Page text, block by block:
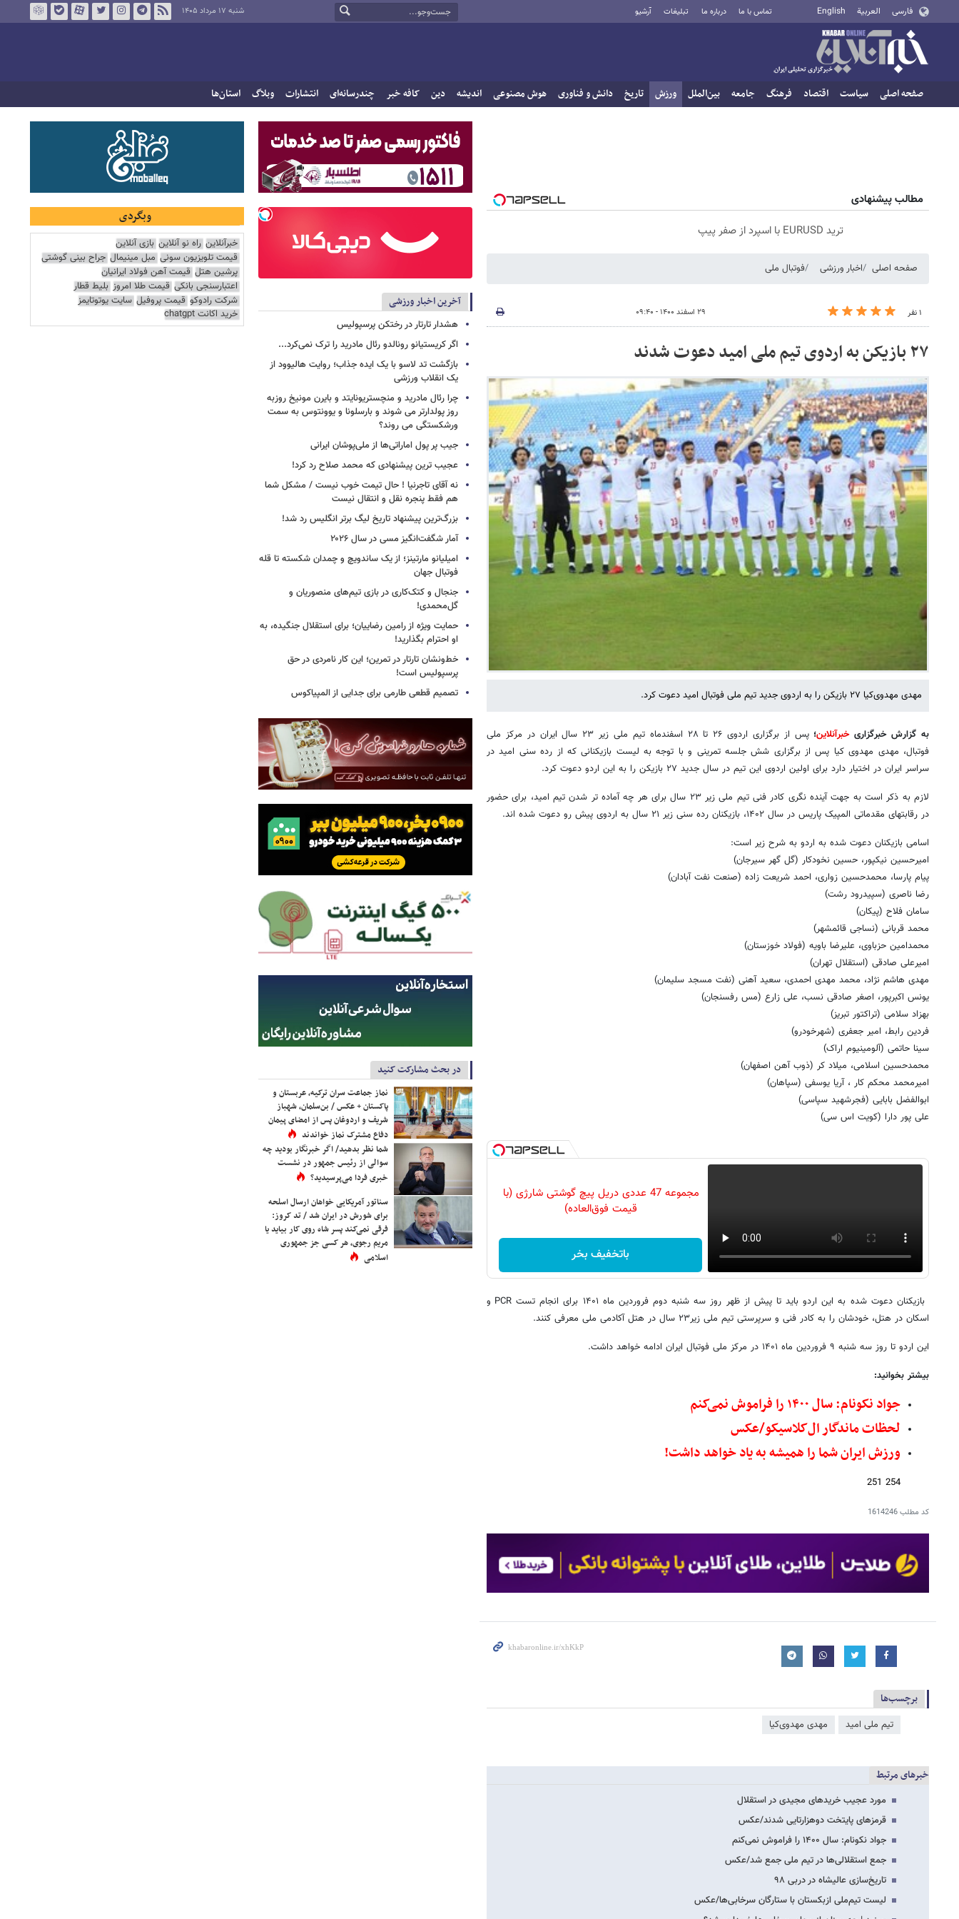
فارسی العربية English تماس با ما درباره ما تبلیغات آرشیو شنبه ۱۷ مرداد ۱۴۰۵
صفحه اصلی سیاست اقتصاد فرهنگ جامعه بین‌الملل ورزش تاریخ دانش و فناوری هوش مصنوعی اندیشه دین کافه خبر چندرسانه‌ای انتشارات وبلاگ استان‌ها
مطالب پیشنهادی
ترید EURUSD با اسپرد از صفر پیپ
صفحه اصلی اخبار ورزشی فوتبال ملی
۱ نفر ۲۹ اسفند ۱۴۰۰ - ۰۹:۴۰
۲۷ بازیکن به اردوی تیم ملی امید دعوت شدند
مهدی مهدوی‌کیا ۲۷ بازیکن را به اردوی جدید تیم ملی فوتبال امید دعوت کرد.
به گزارش خبرگزاریخبرآنلاین؛
پس از برگزاری اردوی ۲۶ تا ۲۸ اسفندماه تیم ملی زیر ۲۳ سال ایران در مرکز ملی
فوتبال، مهدی مهدوی کیا پس از برگزاری شش جلسه تمرینی و با توجه به لیست بازیکنانی که از رده سنی امید در
سراسر ایران در اختیار دارد برای اولین اردوی این تیم در سال جدید ۲۷ بازیکن را به این اردو دعوت کرد.
لازم به ذکر است به جهت آینده نگری کادر فنی تیم ملی زیر ۲۳ سال برای هر چه آماده تر شدن تیم امید، برای حضور
در رقابتهای مقدماتی المپیک پاریس در سال ۱۴۰۲، بازیکنان رده سنی زیر ۲۱ سال به اردوی پیش رو دعوت شده اند.
اسامی بازیکنان دعوت شده به اردو به شرح زیر است:
امیرحسین نیکپور، حسین نخودکار (گل گهر سیرجان)
پیام پارسا، محمدحسین زواری، احمد شریعت زاده (صنعت نفت آبادان)
رضا ناصری (سپیدرود رشت)
سامان فلاح (پیکان)
محمد قربانی (نساجی قائمشهر)
محمدامین حزباوی، علیرضا باویه (فولاد خوزستان)
امیرعلی صادقی (استقلال تهران)
مهدی هاشم نژاد، محمد مهدی احمدی، سعید آهنی (نفت مسجد سلیمان)
یونس اکبرپور، اصغر صادقی نسب، علی زارع (مس رفسنجان)
بهزاد سلامی (تراکتور تبریز)
فردین رابط، امیر جعفری (شهرخودرو)
سینا حاتمی (آلومینیوم اراک)
محمدحسین اسلامی، میلاد کر (ذوب آهن اصفهان)
امیرمحمد محکم کار ، آریا یوسفی (سپاهان)
ابوالفضل بابایی (فجرشهید سپاسی)
علی پور دارا (کویت اس سی)
مجموعه 47 عددی دریل پیچ گوشتی شارژی‌ (با
قیمت فوق‌العاده)
باتخفیف بخر
بازیکنان دعوت شده به این اردو باید تا پیش از ظهر روز سه شنبه دوم فروردین ماه ۱۴۰۱ برای انجام تست PCR و
اسکان در هتل، خودشان را به کادر فنی و سرپرستی تیم ملی زیر۲۳ سال در هتل آکادمی ملی معرفی کنند.
این اردو تا روز سه شنبه ۹ فروردین ماه ۱۴۰۱ در مرکز ملی فوتبال ایران ادامه خواهد داشت.
بیشتر بخوانید:
جواد نکونام: سال ۱۴۰۰ را فراموش نمی‌کنم
لحظات ماندگار ال‌کلاسیکو/عکس
ورزش ایران شما را همیشه به یاد خواهد داشت!
254 251
کد مطلب1614246
برچسب‌ها
تیم ملی امید مهدی مهدوی‌کیا
خبرهای مرتبط
مورد عجیب خریدهای مجیدی در استقلال
قرمزهای پایتخت دوهزارتایی شدند/عکس
جواد نکونام: سال ۱۴۰۰ را فراموش نمی‌کنم
جمع استقلالی‌ها در تیم ملی جمع شد/عکس
تاریخ‌سازی عالیشاه در دربی ۹۸
لیست تیم‌ملی ازبکستان با ستارگان سرخابی‌ها/عکس
آخرین اخبار ورزشی
هشدار تارتار در رختکن پرسپولیس
اگر کریستیانو رونالدو رئال مادرید را ترک نمی‌کرد...
بازگشت تد لاسو با یک ایده جذاب؛ روایت هالیوود از
یک انقلاب ورزشی
چرا رئال مادرید و منچستریونایتد و بایرن مونیخ روزبه
روز پولدارتر می شوند و بارسلونا و یوونتوس به سمت
ورشکستگی می روند؟
جیب پر پول اماراتی‌ها از ملی‌پوشان ایرانی
عجیب ترین پیشنهادی که محمد صلاح رد کرد!
نه آقای تاجرنیا ! حال تیمت خوب نیست / مشکل شما
هم فقط پنجره نقل و انتقال نیست
بزرگ‌ترین پیشنهاد تاریخ لیگ برتر انگلیس رد شد!
آمار شگفت‌انگیز مسی در سال ۲۰۲۶
امیلیانو مارتینز؛ از یک ساندویچ و چمدان شکسته تا قله
فوتبال جهان
جنجال و کتک‌کاری در بازی تیم‌های منصوریان و
گل‌محمدی!
حمایت ویژه از رامین رضاییان؛ برای استقلال جنگیده، به
او احترام بگذارید!
خط‌ونشان تارتار در تمرین؛ این کار نامردی در حق
پرسپولیس است!
تصمیم قطعی طارمی برای جدایی از المپیاکوس
در بحث مشارکت کنید
نماز جماعت سران ترکیه، عربستان و
پاکستان + عکس / بن‌سلمان، شهباز
شریف و اردوغان پس از امضای پیمان
دفاع مشترک نماز خواندند
شما نظر بدهید/ اگر خبرنگار بودید چه
سوالی از رئیس جمهور در نشست
خبری فردا می‌پرسیدید؟
سناتور آمریکایی خواهان ارسال اسلحه
برای شورش در ایران شد / تد کروز:
فرقی نمی‌کند پسر شاه روی کار بیاید یا
مریم رجوی، هر کسی جز جمهوری
اسلامی
وبگردی
خبرآنلاین راه نو آنلاین بازی آنلاین
قیمت تلویزیون سونی مبل مینیمال جراح بینی گوشتی
پرشین هتل قیمت آهن فولاد ایرانیان
اعتبارسنجی بانکی قیمت طلا امروز بلیط قطار
شرکت رادوکو قیمت پروفیل سایت یوتوتایمز
خرید اکانت chatgpt